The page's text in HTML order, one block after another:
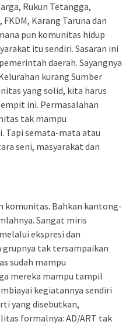
Rukun Tetangga,
Karang Taruna dan
pun komunitas hidup
itu sendiri. Sasaran ini
daerah. Sayangnya
kurang Sumber
yang solid, kita harus
ini. Permasalahan
tak mampu
Tapi semata-mata atau
seni, masyarakat dan
komunitas. Bahkan kantong-
Sangat miris
ekspresi dan
grupnya tak tersampaikan
sudah mampu
mereka mampu tampil
kegiatannya sendiri
yang disebutkan,
formalnya: AD/ART tak